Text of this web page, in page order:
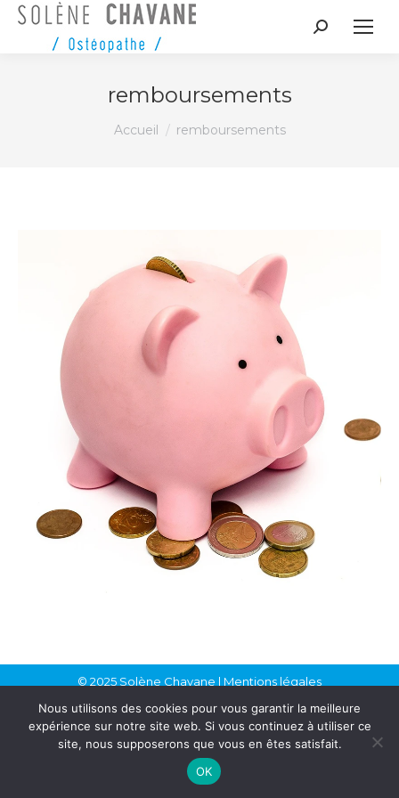
Recherche
remboursements
Vous êtes ici :
Accueil remboursements
© 2025 Solène Chavane | Mentions légales
Nous utilisons des cookies pour vous garantir la meilleure
expérience sur notre site web. Si vous continuez à utiliser ce
site, nous supposerons que vous en êtes satisfait.
OK